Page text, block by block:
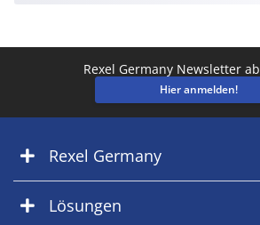
Rexel Germany Newsletter
Hier anmelden!
Rexel Germany
Lösungen